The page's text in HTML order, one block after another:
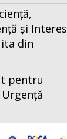
și Interes
din
pentru